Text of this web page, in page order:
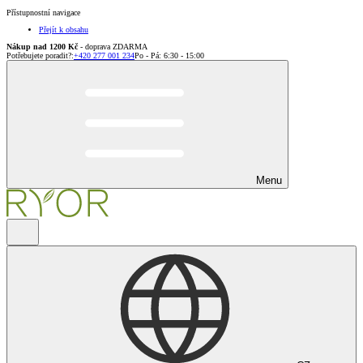
Přístupnostní navigace
Přejít k obsahu
Nákup nad 1200 Kč - doprava ZDARMA
Potřebujete poradit?:+420 277 001 234Po - Pá: 6:30 - 15:00
Menu